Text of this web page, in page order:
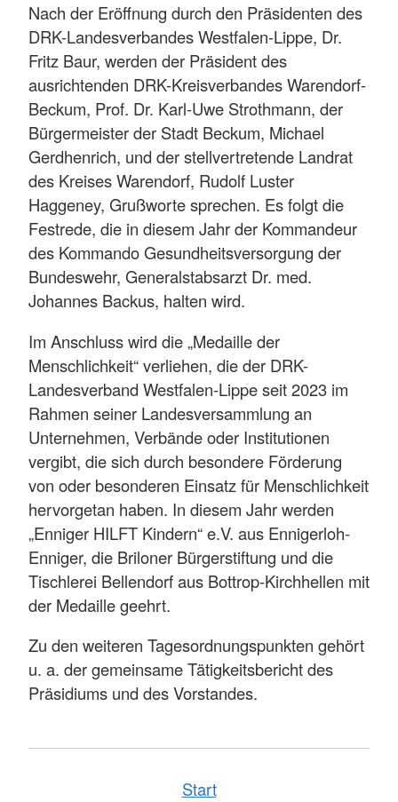
Nach der Eröffnung durch den Präsidenten des
DRK-Landesverbandes Westfalen-Lippe, Dr.
Fritz Baur, werden der Präsident des
ausrichtenden DRK-Kreisverbandes Warendorf-
Beckum, Prof. Dr. Karl-Uwe Strothmann, der
Bürgermeister der Stadt Beckum, Michael
Gerdhenrich, und der stellvertretende Landrat
des Kreises Warendorf, Rudolf Luster
Haggeney, Grußworte sprechen. Es folgt die
Festrede, die in diesem Jahr der Kommandeur
des Kommando Gesundheitsversorgung der
Bundeswehr, Generalstabsarzt Dr. med.
Johannes Backus, halten wird.
Im Anschluss wird die „Medaille der
Menschlichkeit“ verliehen, die der DRK-
Landesverband Westfalen-Lippe seit 2023 im
Rahmen seiner Landesversammlung an
Unternehmen, Verbände oder Institutionen
vergibt, die sich durch besondere Förderung
von oder besonderen Einsatz für Menschlichkeit
hervorgetan haben. In diesem Jahr werden
„Enniger HILFT Kindern“ e.V. aus Ennigerloh-
Enniger, die Briloner Bürgerstiftung und die
Tischlerei Bellendorf aus Bottrop-Kirchhellen mit
der Medaille geehrt.
Zu den weiteren Tagesordnungspunkten gehört
u. a. der gemeinsame Tätigkeitsbericht des
Präsidiums und des Vorstandes.
Start